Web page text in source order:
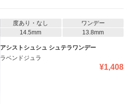
度あり・なし
ワンデー
14.5mm
13.8mm
アシストシュシュ シュテラワンデー
ラベンドジュラ
¥1,408